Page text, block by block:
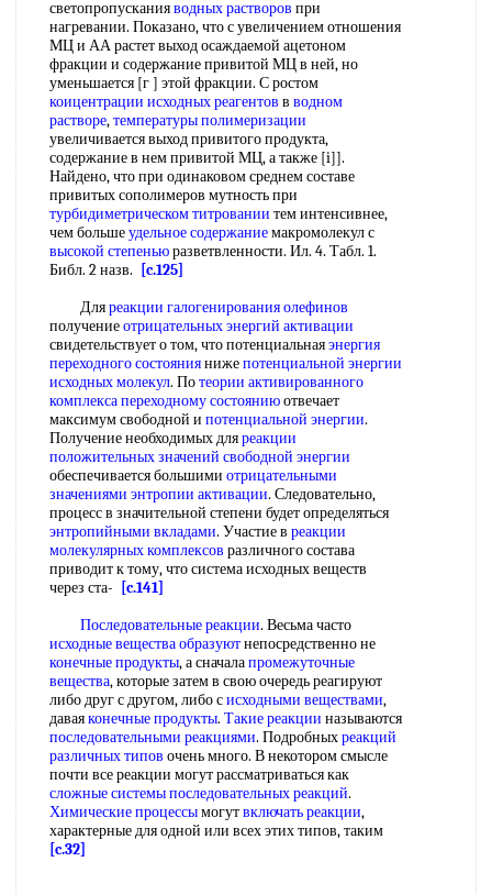
светопропусканияводных растворов при
нагревании. Показано, что с увеличением отношения
МЦ и АА растет выход осаждаемой ацетоном
фракции и содержание привитой МЦ в ней, но
уменьшается [г ] этой фракции. С ростом
коицентрации исходных реагентов в водном
растворе,температуры полимеризации
увеличивается выход привитого продукта,
содержание в нем привитой МЦ, а также [i]].
Найдено, что при одинаковом среднем составе
привитых сополимеров мутность при
турбидиметрическом титровании тем интенсивнее,
чем большеудельное содержаниемакромолекул с
высокой степеньюразветвленности. Ил. 4. Табл. 1.
Библ. 2 назв.
[c.125]
Дляреакции галогенирования олефинов
получениеотрицательных энергий активации
свидетельствует о том, что потенциальнаяэнергия
переходного состояниянижепотенциальной энергии
исходных молекул. Потеории активированного
комплекса переходному состояниюотвечает
максимум свободной и потенциальной энергии.
Получение необходимых дляреакции
положительныхзначений свободной энергии
обеспечивается большими отрицательными
значениями энтропии активации. Следовательно,
процесс в значительной степени будет определяться
энтропийными вкладами. Участие в реакции
молекулярных комплексов различного состава
приводит к тому, что система исходных веществ
через ста-
[c.141]
Последовательные реакции. Весьма часто
исходные вещества образуютнепосредственно не
конечные продукты, а сначалапромежуточные
вещества, которые затем в свою очередь реагируют
либо друг с другом, либо сисходными веществами,
даваяконечные продукты. Такие реакции называются
последовательными реакциями. Подробныхреакций
различных типов очень много. В некотором смысле
почти все реакции могут рассматриваться как
сложные системыпоследовательных реакций.
Химические процессымогутвключать реакции,
характерные для одной или всех этих типов, таким
[c.32]